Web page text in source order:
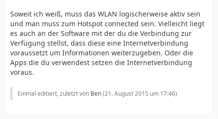
Soweit ich weiß, muss das WLAN logischerweise aktiv sein
und man muss zum Hotspot connected sein. Vielleicht liegt
es auch an der Software mit der du die Verbindung zur
Verfügung stellst, dass diese eine Internetverbindung
voraussetzt um Informationen weiterzugeben. Oder die
Apps die du verwendest setzen die Internetverbindung
voraus.
Einmal editiert, zuletzt von Ben(21. August 2015 um 17:46)